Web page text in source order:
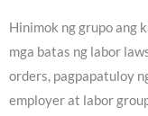
Hinimok ng grupo ang
mga batas ng labor
orders, pagpapatuloy
employer at labor